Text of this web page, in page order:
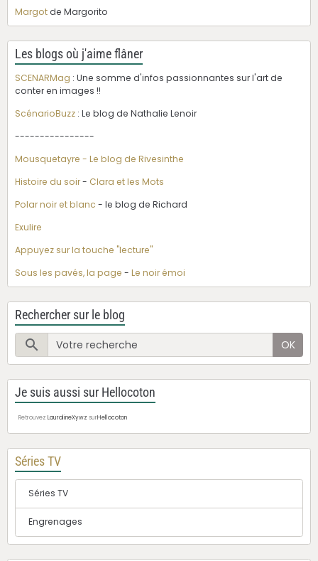
Margotde Margorito
Les blogs où j'aime flâner
SCENARMag : Une somme d'infos passionnantes sur l'art de
conter en images !!
ScénarioBuzz : Le blog de Nathalie Lenoir
----------------
Mousquetayre - Le blog de Rivesinthe
Histoire du soir- Clara et les Mots
Polar noir et blanc - le blog de Richard
Exulire
Appuyez sur la touche "lecture"
Sous les pavés, la page - Le noir émoi
Rechercher sur le blog
OK
Je suis aussi sur Hellocoton
Retrouvez LauralineXywz surHellocoton
Séries TV
Séries TV
Engrenages